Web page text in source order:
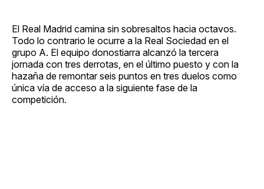
El Real Madrid camina sin sobresaltos hacia octavos.
Todo lo contrario le ocurre a la Real Sociedad en el
grupo A. El equipo donostiarra alcanzó la tercera
jornada con tres derrotas, en el último puesto y con la
hazaña de remontar seis puntos en tres duelos como
única vía de acceso a la siguiente fase de la
competición.